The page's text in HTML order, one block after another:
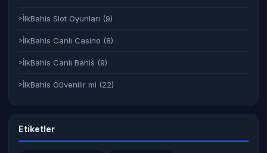
İlkBahis Slot Oyunları (9)
İlkBahis Canlı Casino (8)
İlkBahis Canlı Bahis (9)
İlkBahis Güvenilir mi (22)
Etiketler